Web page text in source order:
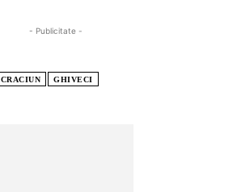
- Publicitate -
CRACIUN GHIVECI